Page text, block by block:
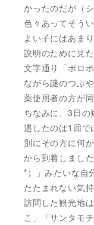
かったのだが（
色々あってそう
よい子にはあま
説明のために見
文字通り「ボロ
ながら謎のつぶ
薬使用者の方が同
ちなみに、3日の
遇したのは1回で
別にその方に何
から到着しまし
*）」みたいな自
たたまれない気持
訪問した観光地
こ」「サンタモ